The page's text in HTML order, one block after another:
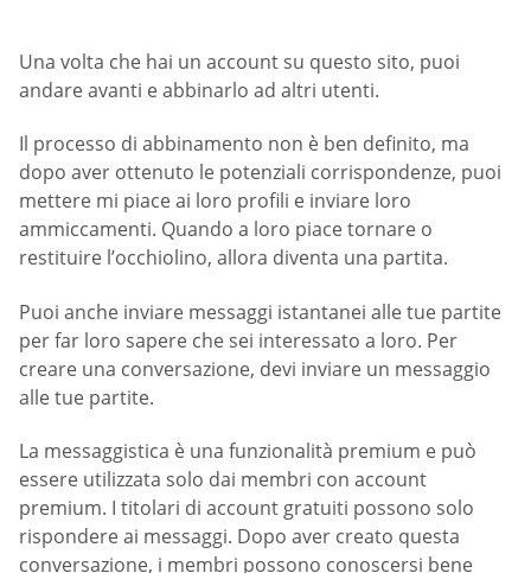
Una volta che hai un account su questo sito, puoi
andare avanti e abbinarlo ad altri utenti.
Il processo di abbinamento non è ben definito, ma
dopo aver ottenuto le potenziali corrispondenze, puoi
mettere mi piace ai loro profili e inviare loro
ammiccamenti. Quando a loro piace tornare o
restituire l’occhiolino, allora diventa una partita.
Puoi anche inviare messaggi istantanei alle tue partite
per far loro sapere che sei interessato a loro. Per
creare una conversazione, devi inviare un messaggio
alle tue partite.
La messaggistica è una funzionalità premium e può
essere utilizzata solo dai membri con account
premium. I titolari di account gratuiti possono solo
rispondere ai messaggi. Dopo aver creato questa
conversazione, i membri possono conoscersi bene